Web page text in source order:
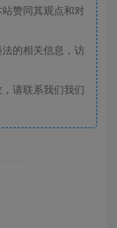
赞同其观点和对
的相关信息，访
请联系我们我们